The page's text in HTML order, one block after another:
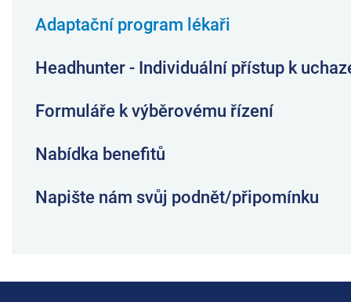
Adaptační program lékaři
Headhunter - Individuální přístup k
Formuláře k výběrovému řízení
Nabídka benefitů
Napište nám svůj podnět/připomínku